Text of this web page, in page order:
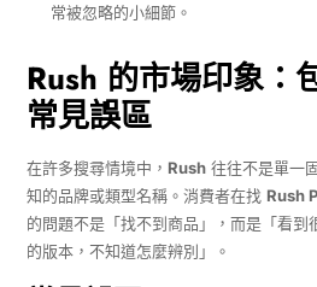
常被忽略的小細節。
Rush 的市場印象：
常見誤區
在許多搜尋情境中， Rush往往不是單一
知的品牌或類型名稱。消費者在找 Rush
的問題不是「找不到商品」，而是「看到
的版本，不知道怎麼辨別」。